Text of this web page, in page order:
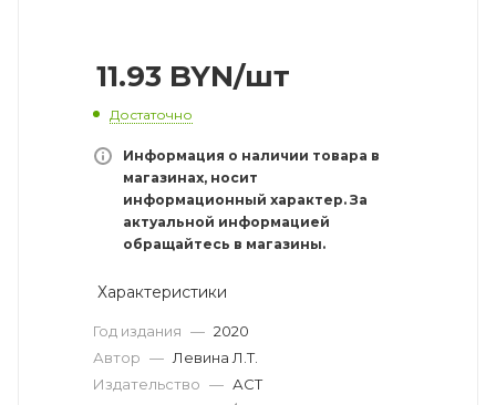
11.93 BYN/шт
Достаточно
Информация о наличии товара в
магазинах, носит
информационный характер. За
актуальной информацией
обращайтесь в магазины.
Характеристики
Год издания — 2020
Автор — Левина Л.Т.
Издательство — АСТ